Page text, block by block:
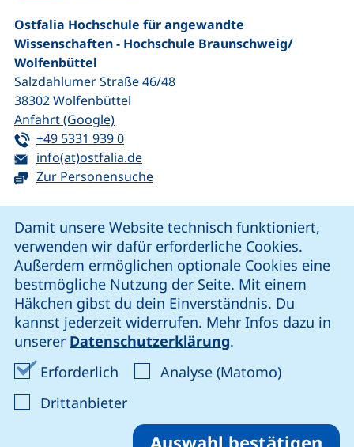
Damit unsere Website technisch funktioniert,
verwenden wir dafür erforderliche Cookies.
Außerdem ermöglichen optionale Cookies eine
bestmögliche Nutzung der Seite. Mit einem
Häkchen gibst du dein Einverständnis. Du
kannst jederzeit widerrufen. Mehr Infos dazu in
unserer Datenschutzerklärung.
Erforderlich Erforderliche Cookies akzeptieren
Analyse (Matomo)Analyse-
Drittanbieter: Cookies von Drittanbieter
Auswahl bestätigen
Ostfalia Hochschule für angewandte
Wissenschaften - Hochschule Braunschweig/​
Wolfenbüttel
Salzdahlumer Straße 46/48
38302Wolfenbüttel
Anfahrt (Google)(externer Link, öffnet neues Fenster)
Tel:
+49 5331 939 0(startet einen Telefonanruf, wenn Ihr
E-Mail:
info(at)ostfalia.de(öffnet Ihr E-Mail-Programm)
Zur Personensuche
unsere Facebook-Seite (externer Link, öffnet neues
unsere LinkedIn-Seite (externer Link, öffnet
unsere Instagram-Seite (externer Link,
unsere YouTube-Seite (externer
Cookie-Einstellungen
Impressum
Datenschutz
Erklärung zur Barrierefreiheit